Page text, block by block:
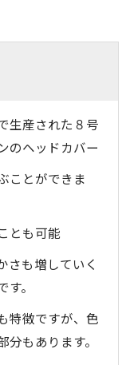
生産された８号
のヘッドカバー
ことができま
とも可能
さも増していく
。
特徴ですが、色
もあります。